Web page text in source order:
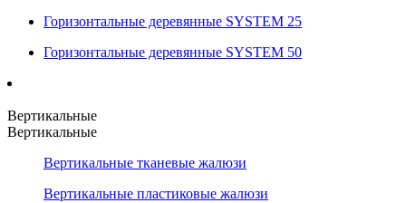
Горизонтальные деревянные SYSTEM 25
Горизонтальные деревянные SYSTEM 50
Вертикальные
Вертикальные
Вертикальные тканевые жалюзи
Вертикальные пластиковые жалюзи